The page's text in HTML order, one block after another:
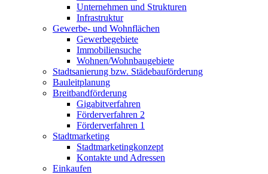
Unternehmen und Strukturen
Infrastruktur
Gewerbe- und Wohnflächen
Gewerbegebiete
Immobiliensuche
Wohnen/Wohnbaugebiete
Stadtsanierung bzw. Städebauförderung
Bauleitplanung
Breitbandförderung
Gigabitverfahren
Förderverfahren 2
Förderverfahren 1
Stadtmarketing
Stadtmarketingkonzept
Kontakte und Adressen
Einkaufen